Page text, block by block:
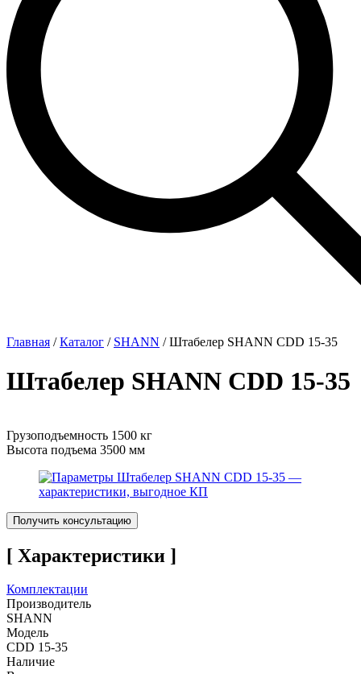
Главная /Каталог / SHANN /Штабелер SHANN CDD 15-35
Штабелер SHANN CDD 15-35
Грузоподъемность 1500 кг
Высота подъема 3500 мм
Получить консультацию
[ Характеристики ]
Комплектации
Производитель
SHANN
Модель
CDD 15-35
Наличие